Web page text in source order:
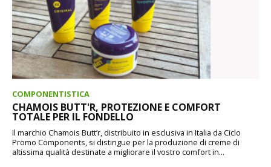
COMPONENTISTICA
CHAMOIS BUTT'R, PROTEZIONE E COMFORT
TOTALE PER IL FONDELLO
Il marchio Chamois Butt’r, distribuito in esclusiva in Italia da Ciclo
Promo Components, si distingue per la produzione di creme di
altissima qualità destinate a migliorare il vostro comfort in...